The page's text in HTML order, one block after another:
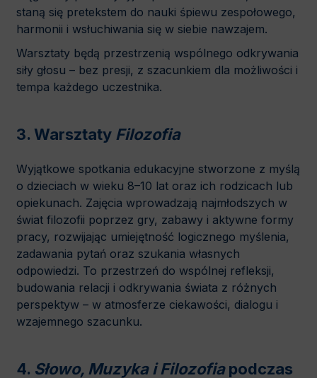
staną się pretekstem do nauki śpiewu zespołowego,
harmonii i wsłuchiwania się w siebie nawzajem.
Warsztaty będą przestrzenią wspólnego odkrywania
siły głosu – bez presji, z szacunkiem dla możliwości i
tempa każdego uczestnika.
3. Warsztaty Filozofia
Wyjątkowe spotkania edukacyjne stworzone z myślą
o dzieciach w wieku 8–10 lat oraz ich rodzicach lub
opiekunach. Zajęcia wprowadzają najmłodszych w
świat filozofii poprzez gry, zabawy i aktywne formy
pracy, rozwijając umiejętność logicznego myślenia,
zadawania pytań oraz szukania własnych
odpowiedzi. To przestrzeń do wspólnej refleksji,
budowania relacji i odkrywania świata z różnych
perspektyw – w atmosferze ciekawości, dialogu i
wzajemnego szacunku.
4. Słowo, Muzyka i Filozofiapodczas